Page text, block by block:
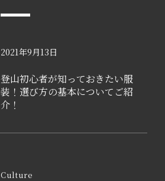
2021年9月13日
登山初心者が知っておきたい服
装！選び方の基本についてご紹
介！
Culture